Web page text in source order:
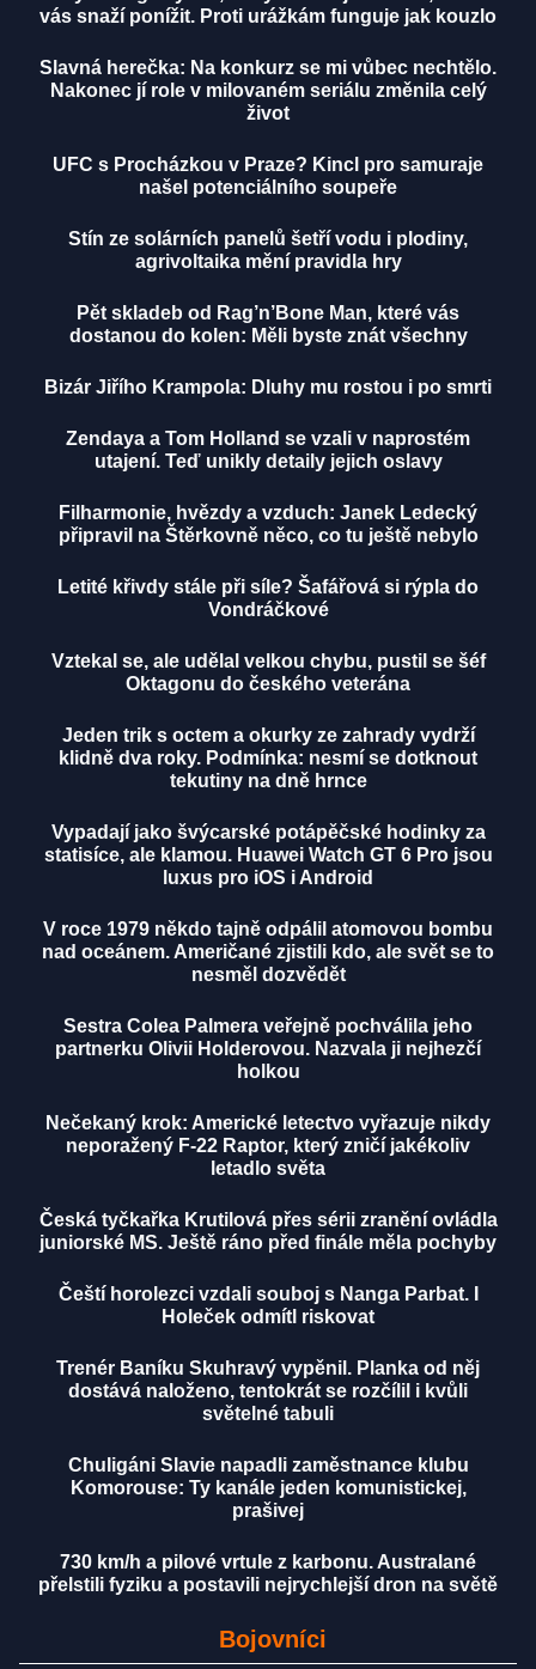
vás snaží ponížit. Proti urážkám funguje jak kouzlo
Slavná herečka: Na konkurz se mi vůbec nechtělo.
Nakonec jí role v milovaném seriálu změnila celý
život
UFC s Procházkou v Praze? Kincl pro samuraje
našel potenciálního soupeře
Stín ze solárních panelů šetří vodu i plodiny,
agrivoltaika mění pravidla hry
Pět skladeb od Rag’n’Bone Man, které vás
dostanou do kolen: Měli byste znát všechny
Bizár Jiřího Krampola: Dluhy mu rostou i po smrti
Zendaya a Tom Holland se vzali v naprostém
utajení. Teď unikly detaily jejich oslavy
Filharmonie, hvězdy a vzduch: Janek Ledecký
připravil na Štěrkovně něco, co tu ještě nebylo
Letité křivdy stále při síle? Šafářová si rýpla do
Vondráčkové
Vztekal se, ale udělal velkou chybu, pustil se šéf
Oktagonu do českého veterána
Jeden trik s octem a okurky ze zahrady vydrží
klidně dva roky. Podmínka: nesmí se dotknout
tekutiny na dně hrnce
Vypadají jako švýcarské potápěčské hodinky za
statisíce, ale klamou. Huawei Watch GT 6 Pro jsou
luxus pro iOS i Android
V roce 1979 někdo tajně odpálil atomovou bombu
nad oceánem. Američané zjistili kdo, ale svět se to
nesměl dozvědět
Sestra Colea Palmera veřejně pochválila jeho
partnerku Olivii Holderovou. Nazvala ji nejhezčí
holkou
Nečekaný krok: Americké letectvo vyřazuje nikdy
neporažený F-22 Raptor, který zničí jakékoliv
letadlo světa
Česká tyčkařka Krutilová přes sérii zranění ovládla
juniorské MS. Ještě ráno před finále měla pochyby
Čeští horolezci vzdali souboj s Nanga Parbat. I
Holeček odmítl riskovat
Trenér Baníku Skuhravý vypěnil. Planka od něj
dostává naloženo, tentokrát se rozčílil i kvůli
světelné tabuli
Chuligáni Slavie napadli zaměstnance klubu
Komorouse: Ty kanále jeden komunistickej,
prašivej
730 km/h a pilové vrtule z karbonu. Australané
přelstili fyziku a postavili nejrychlejší dron na světě
Bojovníci